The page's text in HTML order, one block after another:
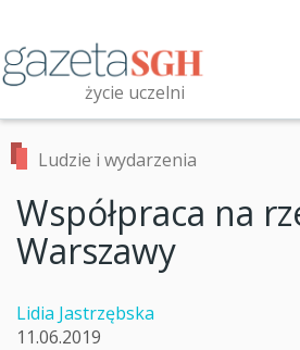
treści
życie uczelni
Przeszukaj witrynę
Ludzie i wydarzenia
Współpraca na
Warszawy
Lidia Jastrzębska
11.06.2019